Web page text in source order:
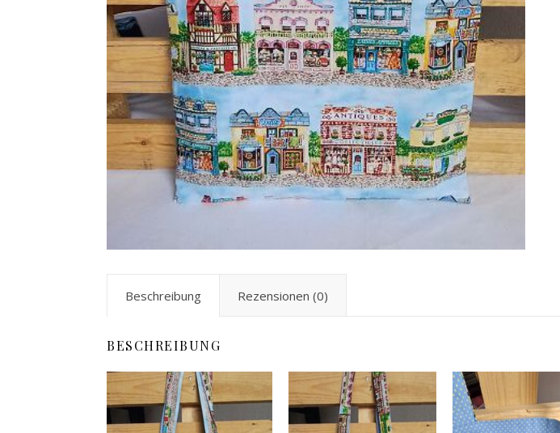
Beschreibung Rezensionen (0)
BESCHREIBUNG